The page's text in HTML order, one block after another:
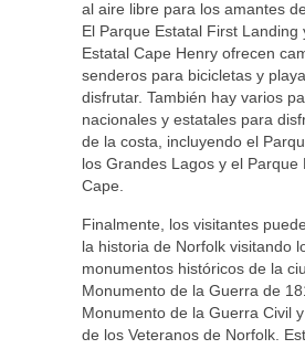
al aire libre para los amantes
El Parque Estatal First Landing
Estatal Cape Henry ofrecen
senderos para bicicletas y
disfrutar. También hay varios
nacionales y estatales para
de la costa, incluyendo el
los Grandes Lagos y el Parque
Cape.
Finalmente, los visitantes
la historia de Norfolk visitando
monumentos históricos de la
Monumento de la Guerra de
Monumento de la Guerra Civil
de los Veteranos de Norfolk.